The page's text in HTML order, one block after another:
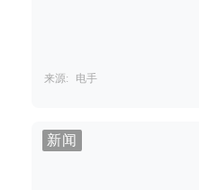
来源: 电手
新闻